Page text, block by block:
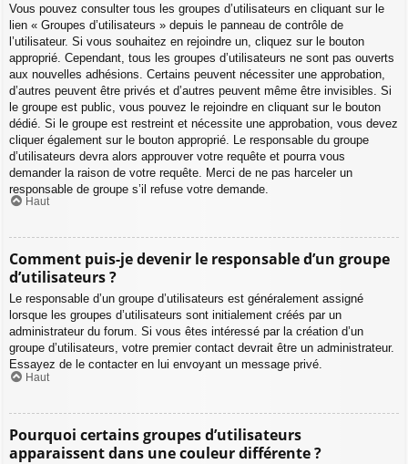
Vous pouvez consulter tous les groupes d’utilisateurs en cliquant sur le
lien « Groupes d’utilisateurs » depuis le panneau de contrôle de
l’utilisateur. Si vous souhaitez en rejoindre un, cliquez sur le bouton
approprié. Cependant, tous les groupes d’utilisateurs ne sont pas ouverts
aux nouvelles adhésions. Certains peuvent nécessiter une approbation,
d’autres peuvent être privés et d’autres peuvent même être invisibles. Si
le groupe est public, vous pouvez le rejoindre en cliquant sur le bouton
dédié. Si le groupe est restreint et nécessite une approbation, vous devez
cliquer également sur le bouton approprié. Le responsable du groupe
d’utilisateurs devra alors approuver votre requête et pourra vous
demander la raison de votre requête. Merci de ne pas harceler un
responsable de groupe s’il refuse votre demande.
Haut
Comment puis-je devenir le responsable d’un groupe
d’utilisateurs ?
Le responsable d’un groupe d’utilisateurs est généralement assigné
lorsque les groupes d’utilisateurs sont initialement créés par un
administrateur du forum. Si vous êtes intéressé par la création d’un
groupe d’utilisateurs, votre premier contact devrait être un administrateur.
Essayez de le contacter en lui envoyant un message privé.
Haut
Pourquoi certains groupes d’utilisateurs
apparaissent dans une couleur différente ?